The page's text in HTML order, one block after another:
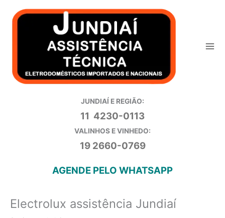
para
JUNDIAÍ E REGIÃO:
11 4230-0113
VALINHOS E VINHEDO:
19 2660-0769
AGENDE PELO WHATSAPP
Electrolux assistência Jundiaí